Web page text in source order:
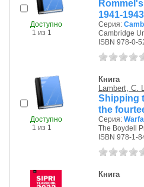
Доступно
1 из 1
1941-1943
Серия:
Cambridge
ISBN 978-0-
Доступно
1 из 1
Книга
Lambert, C.
Shipping
the
Серия:
The Boydell
ISBN 978-1-
Книга